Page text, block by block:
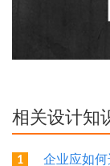
相关设计知
1 企业应如何